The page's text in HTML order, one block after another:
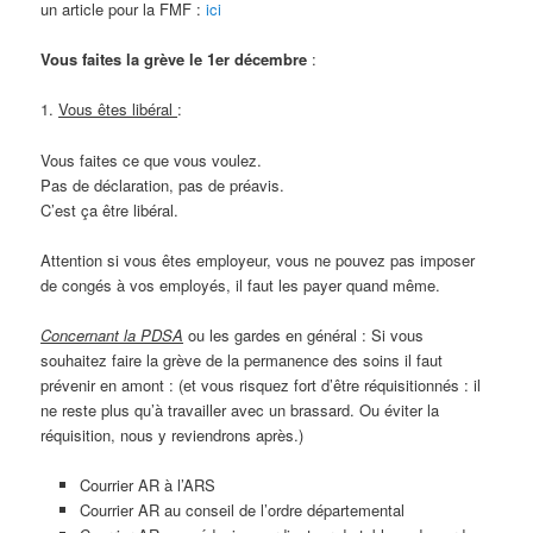
un article pour la FMF :ici
Vous faites la grève le 1er décembre :
1.Vous êtes libéral :
Vous faites ce que vous voulez.
Pas de déclaration, pas de préavis.
C’est ça être libéral.
Attention si vous êtes employeur, vous ne pouvez pas imposer
de congés à vos employés, il faut les payer quand même.
Concernant la PDSA ou les gardes en général : Si vous
souhaitez faire la grève de la permanence des soins il faut
prévenir en amont : (et vous risquez fort d’être réquisitionnés : il
ne reste plus qu’à travailler avec un brassard. Ou éviter la
réquisition, nous y reviendrons après.)
Courrier AR à l’ARS
Courrier AR au conseil de l’ordre départemental